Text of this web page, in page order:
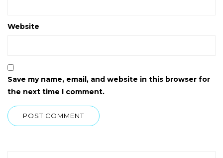
Website
Save my name, email, and website in this browser for
the next time I comment.